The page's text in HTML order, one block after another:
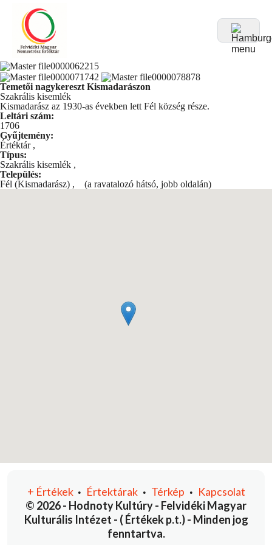
Temetői nagykereszt Kismadarászon
Szakrális kisemlék
Kismadarász az 1930-as években lett Fél község része.
Leltári szám:
1706
Gyűjtemény:
Értéktár ,
Típus:
Szakrális kisemlék ,
Település:
Fél (Kismadarász) , (a ravatalozó hátsó, jobb oldalán)
© 2026 - Hodnoty Kultúry - Felvidéki Magyar
Kulturális Intézet - ( Értékek p.t.) - Minden jog
fenntartva.
+ Értékek • Értektárak• Térkép • Kapcsolat